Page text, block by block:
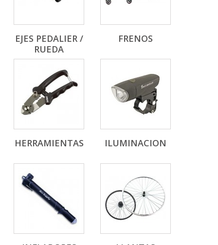
EJES PEDALIER /
RUEDA
FRENOS
HERRAMIENTAS ILUMINACION